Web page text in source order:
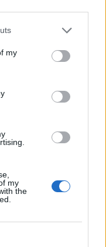
my
my
the
a rafinált
működik
még fizetnek
a 65 ezres